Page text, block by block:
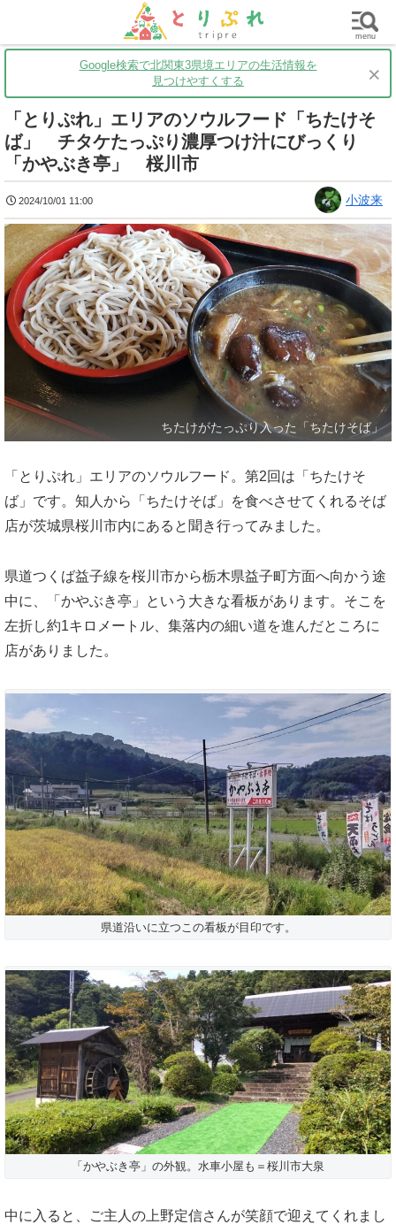
茨城 グルメ 買い物 子育て
Google検索で北関東3県境エリアの生活情報を
見つけやすくする
×
「とりぷれ」エリアのソウルフード「ちたけそ
ば」 チタケたっぷり濃厚つけ汁にびっくり
「かやぶき亭」 桜川市
2024/10/01 11:00 小波来
ちたけがたっぷり入った「ちたけそば」
「とりぷれ」エリアのソウルフード。第2回は「ちたけそ
ば」です。知人から「ちたけそば」を食べさせてくれるそば
店が茨城県桜川市内にあると聞き行ってみました。
県道つくば益子線を桜川市から栃木県益子町方面へ向かう途
中に、「かやぶき亭」という大きな看板があります。そこを
左折し約1キロメートル、集落内の細い道を進んだところに
店がありました。
県道沿いに立つこの看板が目印です。
「かやぶき亭」の外観。水車小屋も＝桜川市大泉
中に入ると、ご主人の上野定信さんが笑顔で迎えてくれまし
menu